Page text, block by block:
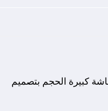
كبيرة الحجم بتصميم